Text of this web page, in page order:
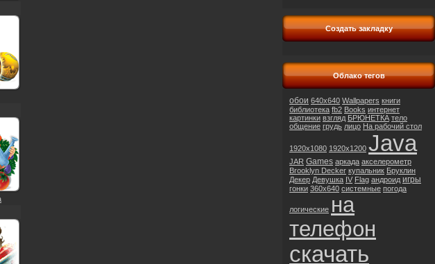
Создать закладку
Облако тегов
обои 640x640 Wallpapers книги
библиотека fb2 Books интернет
картинки взгляд БРЮНЕТКА тело
общение грудь лицо На рабочий стол
1920x1080 1920x1200 Java
JAR Games аркада акселерометр
Brooklyn Decker купальник Бруклин
Декер Девушка IV Flag андроид игры
гонки 360x640 системные погода
логические на
телефон
скачать